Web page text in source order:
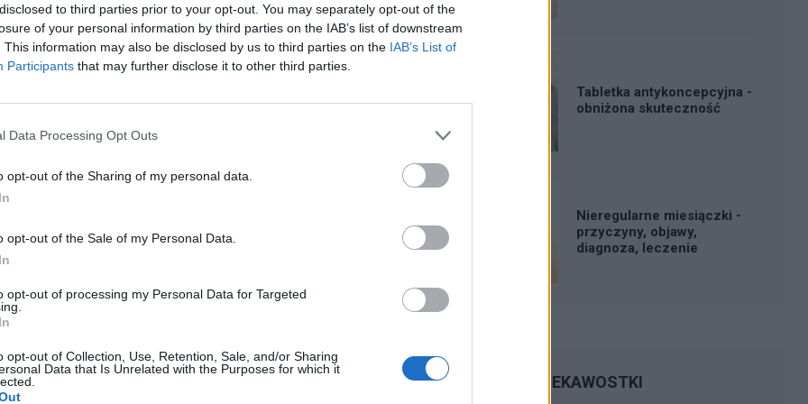
to third parties prior to your opt-out. You may separately opt-out of the
of your personal information by third parties on the IAB’s list of downstream
This information may also be disclosed by us to third parties on the IAB’s List of
Participants that may further disclose it to other third parties.
Data Processing Opt Outs
opt-out of the Sharing of my personal data.
opt-out of the Sale of my Personal Data.
opt-out of processing my Personal Data for Targeted
opt-out of Collection, Use, Retention, Sale, and/or Sharing
Data that Is Unrelated with the Purposes for which it
szczególnie po nocy.Moze jakaś masc ?
jakaś masc ?
Tabletka antykoncepcyjna -
obniżona skuteczność
Nieregularne miesiączki -
przyczyny, objawy,
diagnoza, leczenie
CIEKAWOSTKI